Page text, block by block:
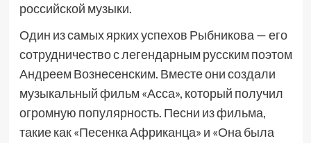
российской музыки.
Один из самых ярких успехов Рыбникова — его
сотрудничество с легендарным русским поэтом
Андреем Вознесенским. Вместе они создали
музыкальный фильм «Асса», который получил
огромную популярность. Песни из фильма,
такие как «Песенка Африканца» и «Она была